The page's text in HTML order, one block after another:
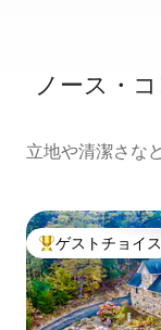
ノース・
立地や清潔さな
大好評のゲスト
ゲストチョイス